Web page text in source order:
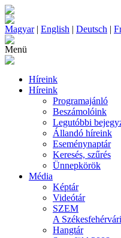
Magyar| English | Deutsch |
Menü
Híreink
Híreink
Programajánló
Beszámolóink
Legutóbbi
Állandó híreink
Eseménynaptár
Keresés, szűrés
Ünnepkörök
Média
Képtár
Videótár
SZEM
A
Hangtár